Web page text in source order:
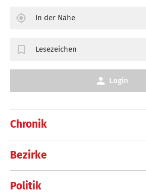
Chronik
Bezirke
Politik
In der Nähe
Lesezeichen
Login